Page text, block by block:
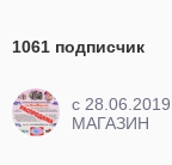
1061 подписчик
c 28.06.2019
МАГАЗИН